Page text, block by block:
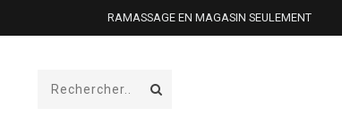
RAMASSAGE EN MAGASIN SEULEMENT